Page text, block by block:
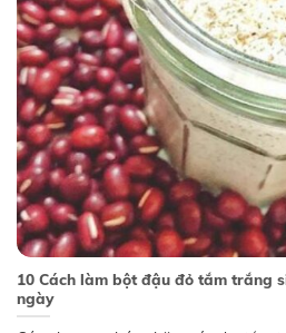
10 Cách làm bột đậu đỏ tắm trắng
ngày